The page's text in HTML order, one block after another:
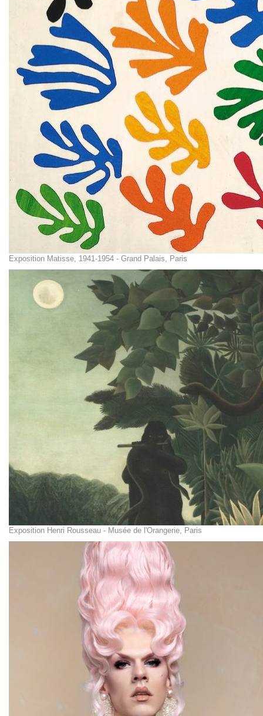
Exposition Matisse, 1941-1954 - Grand Palais, Paris
Exposition Henri Rousseau - Musée de l'Orangerie, Paris